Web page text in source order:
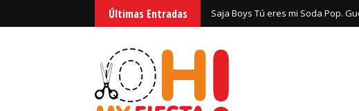
Últimas Entradas Huntrix Guerreras Kpop: Cajas